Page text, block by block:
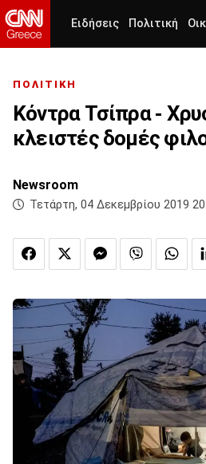
Ειδήσεις Πολιτική
ΠΟΛΙΤΙΚΗ
Κόντρα Τσίπρα -
κλειστές δομές
Newsroom
Τετάρτη, 04 Δεκεμβρίου 2019